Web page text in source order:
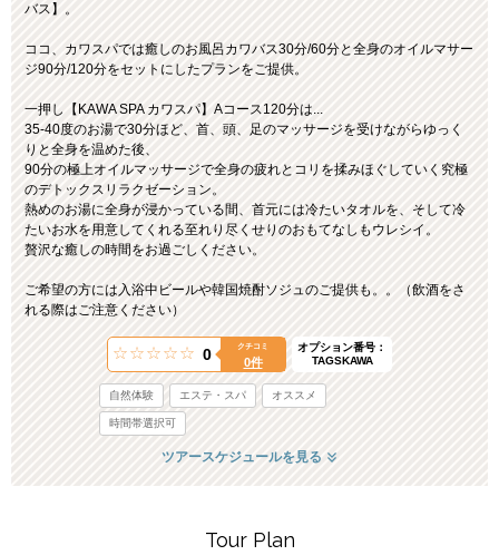
バス】。
ココ、カワスパでは癒しのお風呂カワバス30分/60分と全身のオイルマサー
ジ90分/120分をセットにしたプランをご提供。
一押し【KAWA SPA カワスパ】Aコース120分は...
35-40度のお湯で30分ほど、首、頭、足のマッサージを受けながらゆっく
りと全身を温めた後、
90分の極上オイルマッサージで全身の疲れとコリを揉みほぐしていく究極
のデトックスリラクゼーション。
熱めのお湯に全身が浸かっている間、首元には冷たいタオルを、そして冷
たいお水を用意してくれる至れり尽くせりのおもてなしもウレシイ。
贅沢な癒しの時間をお過ごしください。
ご希望の方には入浴中ビールや韓国焼酎ソジュのご提供も。。（飲酒をさ
れる際はご注意ください）
0 クチコミ
0件
オプション番号：
TAGSKAWA
自然体験 エステ・スパ オススメ
時間帯選択可
ツアースケジュールを見る
Tour Plan